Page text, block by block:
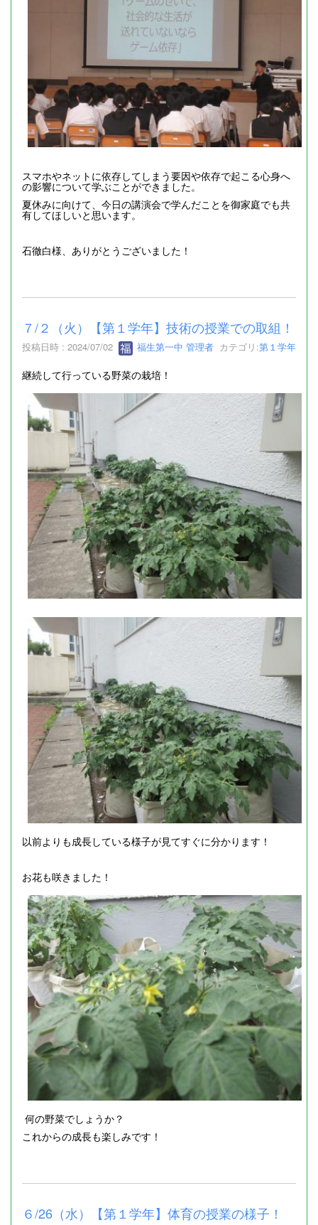
スマホやネットに依存してしまう要因や依存で起こる心身へ
の影響について学ぶことができました。
夏休みに向けて、今日の講演会で学んだことを御家庭でも共
有してほしいと思います。
石徹白様、ありがとうございました！
７/２（火）【第１学年】技術の授業での取組！
投稿日時 : 2024/07/02 福生第一中 管理者 カテゴリ:第１学年
継続して行っている野菜の栽培！
以前よりも成長している様子が見てすぐに分かります！
お花も咲きました！
何の野菜でしょうか？
これからの成長も楽しみです！
６/26（水）【第１学年】体育の授業の様子！